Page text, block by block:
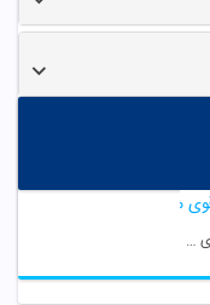
ژل حالت دهنده قوی موی سر عطر آگین